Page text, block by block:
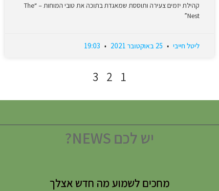
קהילת יזמים צעירה ותוססת שמאגדת בתוכה את טובי המוחות – “The
Nest”
ליטל חייבי
1
2
3
יש לכם NEWS?
מחכים לשמוע מה חדש אצלך